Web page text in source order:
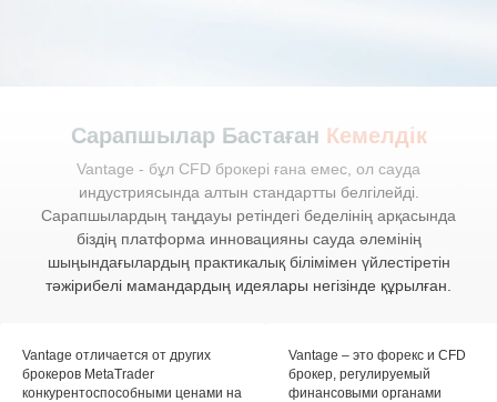
Сарапшылар Бастаған Кемелдік
Vantage - бұл CFD брокері ғана емес, ол сауда
индустриясында алтын стандартты белгілейді.
Сарапшылардың таңдауы ретіндегі беделінің арқасында
біздің платформа инновацияны сауда әлемінің
шыңындағылардың практикалық білімімен үйлестіретін
тәжірибелі мамандардың идеялары негізінде құрылған.
Vantage отличается от других
брокеров MetaTrader
конкурентоспособными ценами на
Vantage – это форекс и CFD
брокер, регулируемый
финансовыми органами